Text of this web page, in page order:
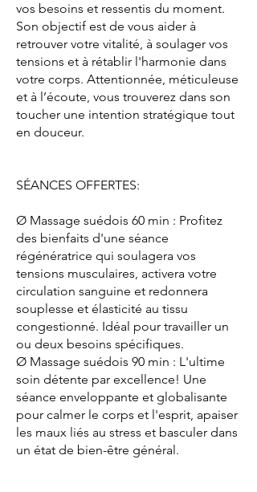
vos besoins et ressentis du moment.
Son objectif est de vous aider à
retrouver votre vitalité, à soulager vos
tensions et à rétablir l'harmonie dans
votre corps. Attentionnée, méticuleuse
et à l’écoute, vous trouverez dans son
toucher une intention stratégique tout
en douceur.
SÉANCES OFFERTES:
Ø Massage suédois 60 min : Profitez
des bienfaits d'une séance
régénératrice qui soulagera vos
tensions musculaires, activera votre
circulation sanguine et redonnera
souplesse et élasticité au tissu
congestionné. Idéal pour travailler un
ou deux besoins spécifiques.
Ø Massage suédois 90 min : L'ultime
soin détente par excellence! Une
séance enveloppante et globalisante
pour calmer le corps et l'esprit, apaiser
les maux liés au stress et basculer dans
un état de bien-être général.